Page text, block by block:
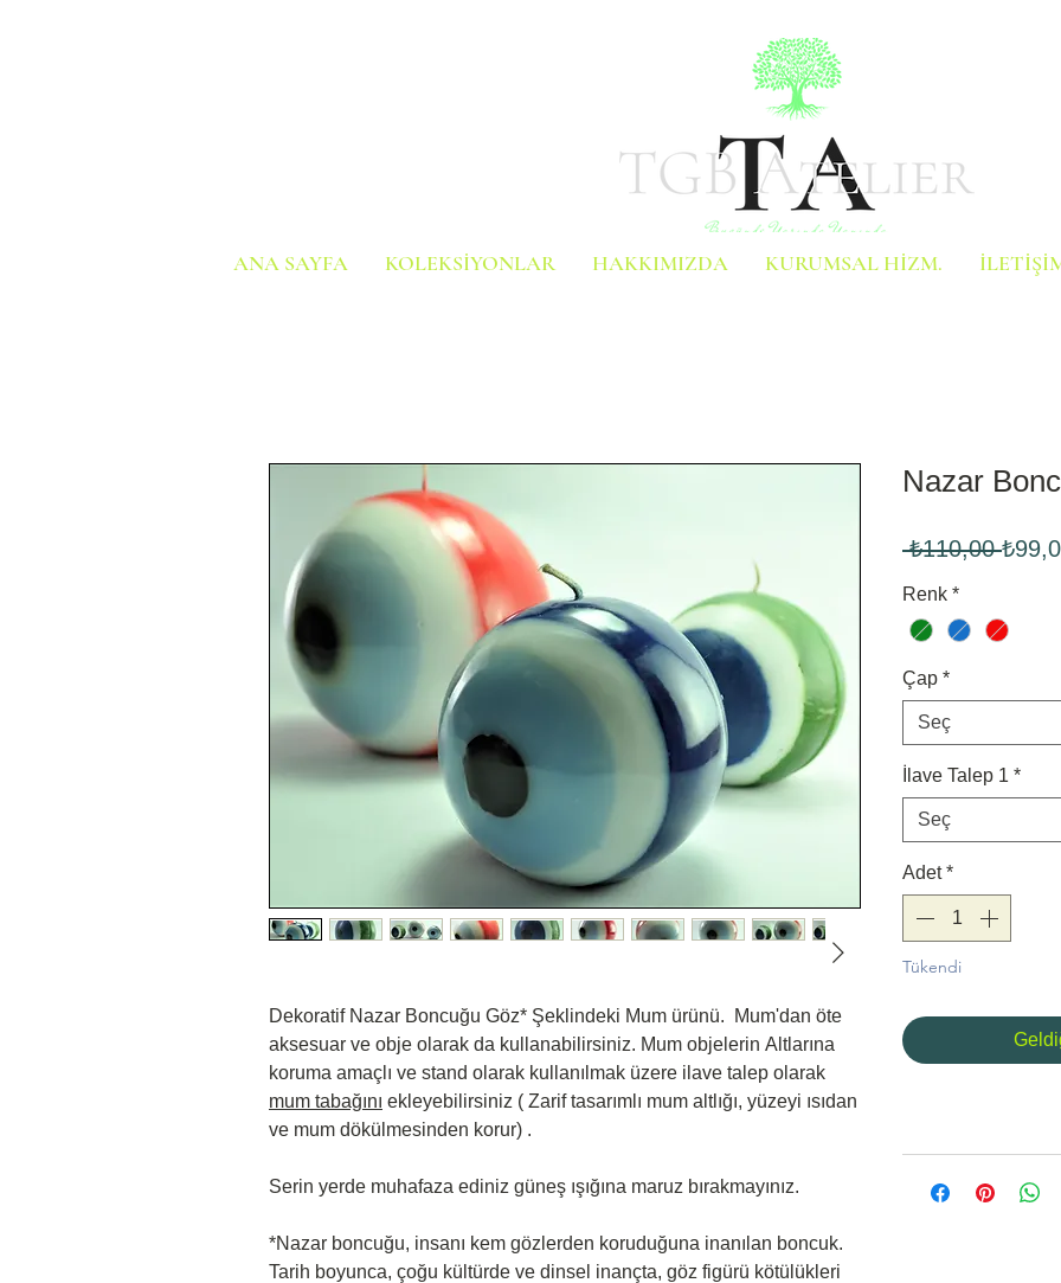
ANA SAYFA KOLEKSİYONLAR HAKKIMIZDA KURUMSAL HİZM.
Dekoratif Nazar Boncuğu Göz* Şeklindeki Mum ürünü. Mum'dan öte
aksesuar ve obje olarak da kullanabilirsiniz. Mum objelerin Altlarına
koruma amaçlı ve stand olarak kullanılmak üzere ilave talep olarak
mum tabağını ekleyebilirsiniz ( Zarif tasarımlı mum altlığı, yüzeyi ısıdan
ve mum dökülmesinden korur) .
Serin yerde muhafaza ediniz güneş ışığına maruz bırakmayınız.
*Nazar boncuğu, insanı kem gözlerden koruduğuna inanılan boncuk.
Tarih boyunca, çoğu kültürde ve dinsel inançta, göz figürü kötülükleri
Nazar
₺110,00
Renk *
Çap *
Seç
İlave Talep 1 *
Seç
Adet *
Tükendi